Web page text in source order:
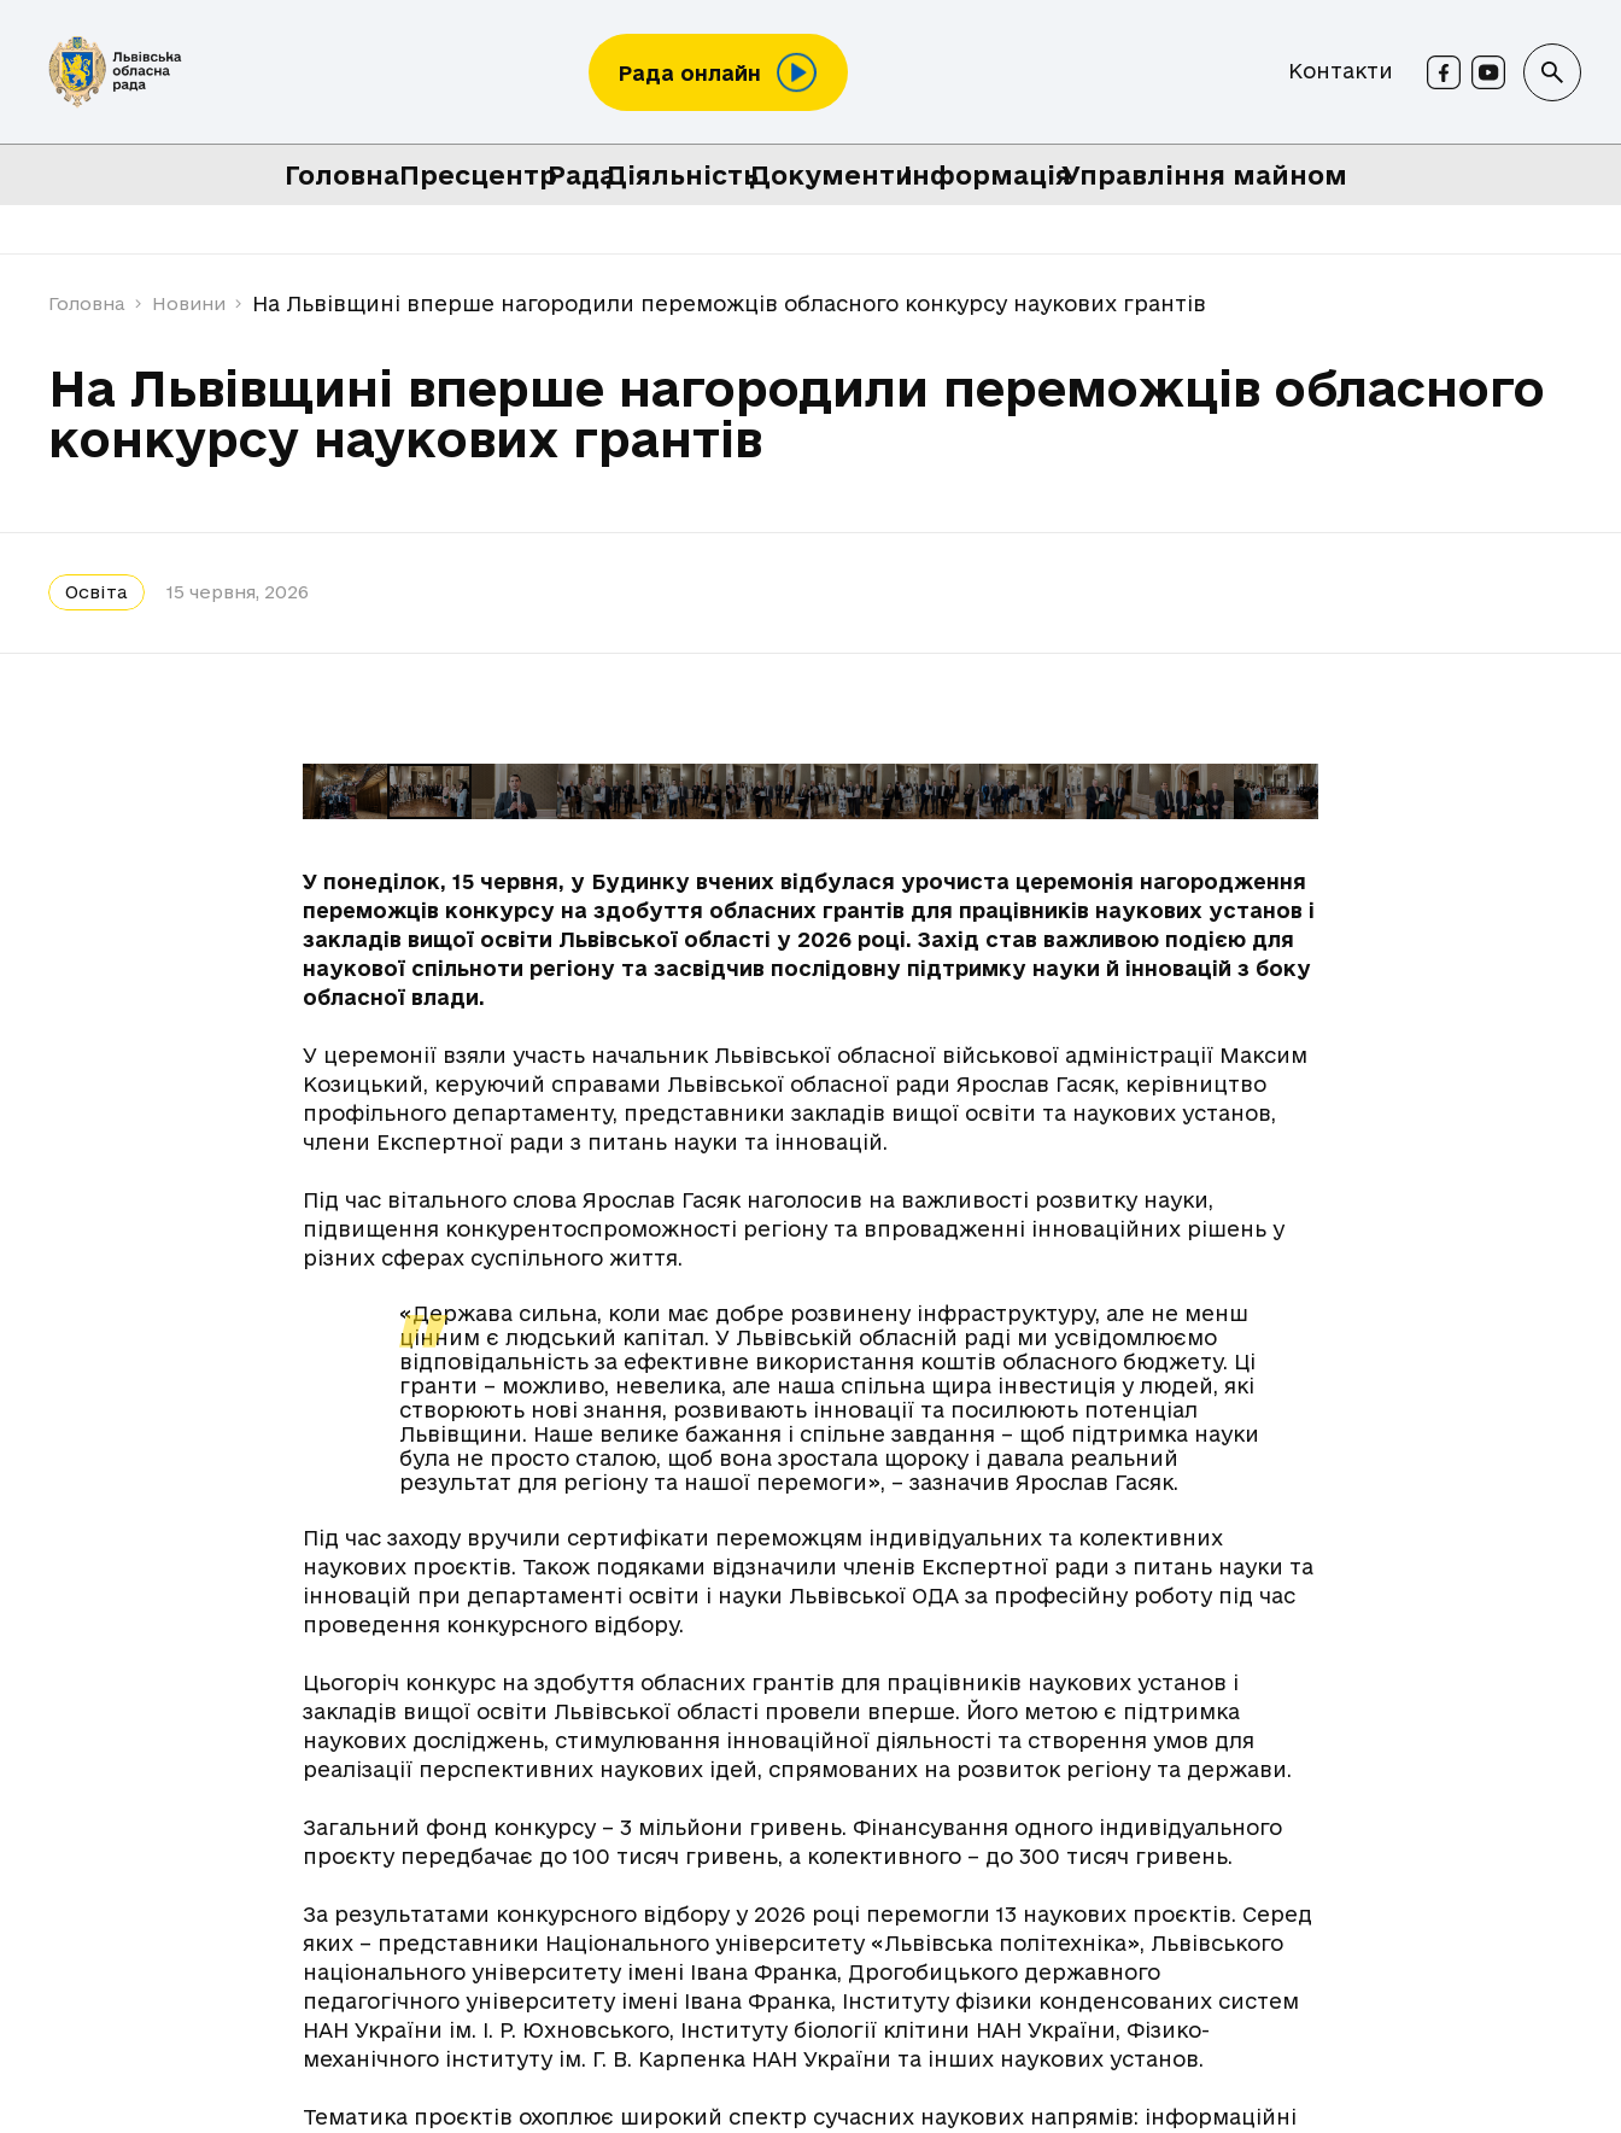
Рада онлайн Контакти
ГоловнаПресцентрРадаДіяльністьДокументиІнформаціяУправління майном
Головна Новини На Львівщині вперше нагородили переможців обласного конкурсу наукових грантів
На Львівщині вперше нагородили переможців обласного
конкурсу наукових грантів
Освіта 15 червня, 2026
У понеділок, 15 червня, у Будинку вчених відбулася урочиста церемонія нагородження
переможців конкурсу на здобуття обласних грантів для працівників наукових установ і
закладів вищої освіти Львівської області у 2026 році. Захід став важливою подією для
наукової спільноти регіону та засвідчив послідовну підтримку науки й інновацій з боку
обласної влади.
У церемонії взяли участь начальник Львівської обласної військової адміністрації Максим
Козицький, керуючий справами Львівської обласної ради Ярослав Гасяк, керівництво
профільного департаменту, представники закладів вищої освіти та наукових установ,
члени Експертної ради з питань науки та інновацій.
Під час вітального слова Ярослав Гасяк наголосив на важливості розвитку науки,
підвищення конкурентоспроможності регіону та впровадженні інноваційних рішень у
різних сферах суспільного життя.
«Держава сильна, коли має добре розвинену інфраструктуру, але не менш
цінним є людський капітал. У Львівській обласній раді ми усвідомлюємо
відповідальність за ефективне використання коштів обласного бюджету. Ці
гранти – можливо, невелика, але наша спільна щира інвестиція у людей, які
створюють нові знання, розвивають інновації та посилюють потенціал
Львівщини. Наше велике бажання і спільне завдання – щоб підтримка науки
була не просто сталою, щоб вона зростала щороку і давала реальний
результат для регіону та нашої перемоги», – зазначив Ярослав Гасяк.
Під час заходу вручили сертифікати переможцям індивідуальних та колективних
наукових проєктів. Також подяками відзначили членів Експертної ради з питань науки та
інновацій при департаменті освіти і науки Львівської ОДА за професійну роботу під час
проведення конкурсного відбору.
Цьогоріч конкурс на здобуття обласних грантів для працівників наукових установ і
закладів вищої освіти Львівської області провели вперше. Його метою є підтримка
наукових досліджень, стимулювання інноваційної діяльності та створення умов для
реалізації перспективних наукових ідей, спрямованих на розвиток регіону та держави.
Загальний фонд конкурсу – 3 мільйони гривень. Фінансування одного індивідуального
проєкту передбачає до 100 тисяч гривень, а колективного – до 300 тисяч гривень.
За результатами конкурсного відбору у 2026 році перемогли 13 наукових проєктів. Серед
яких – представники Національного університету «Львівська політехніка», Львівського
національного університету імені Івана Франка, Дрогобицького державного
педагогічного університету імені Івана Франка, Інституту фізики конденсованих систем
НАН України ім. І. Р. Юхновського, Інституту біології клітини НАН України, Фізико-
механічного інституту ім. Г. В. Карпенка НАН України та інших наукових установ.
Тематика проєктів охоплює широкий спектр сучасних наукових напрямів: інформаційні